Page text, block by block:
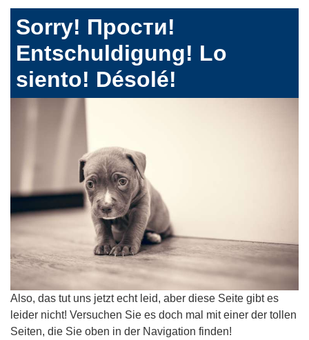
Sorry! Прости!
Entschuldigung! Lo
siento! Désolé!
Also, das tut uns jetzt echt leid, aber diese Seite gibt es
leider nicht! Versuchen Sie es doch mal mit einer der tollen
Seiten, die Sie oben in der Navigation finden!